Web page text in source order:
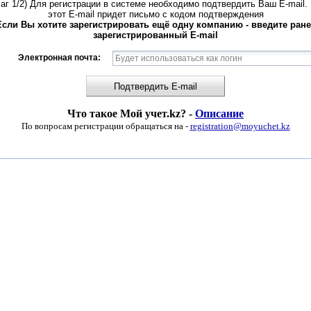
1/2) Для регистрации в системе необходимо подтвердить Ваш E-mail.
этот E-mail придет письмо с кодом подтверждения
Вы хотите зарегистрировать ещё одну компанию - введите
зарегистрированный E-mail
Электронная почта:
Подтвердить E-mail
Что такое Мой учет.kz? - Описание
По вопросам регистрации обращаться на - registration@moyuchet.kz